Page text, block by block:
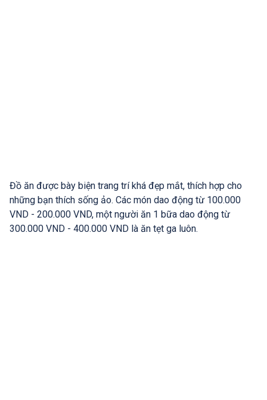
Đồ ăn được bày biện trang trí khá đẹp mắt, thích hợp cho
những bạn thích sống ảo. Các món dao động từ 100.000
VND - 200.000 VND, một người ăn 1 bữa dao động từ
300.000 VND - 400.000 VND là ăn tẹt ga luôn.